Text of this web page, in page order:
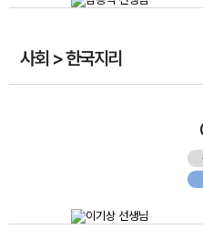
사회 > 한국지리